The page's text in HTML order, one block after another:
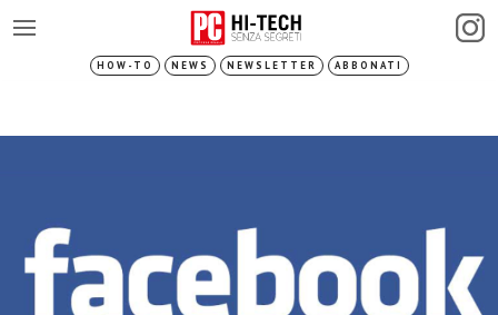
HOW-TO NEWS NEWSLETTER ABBONATI